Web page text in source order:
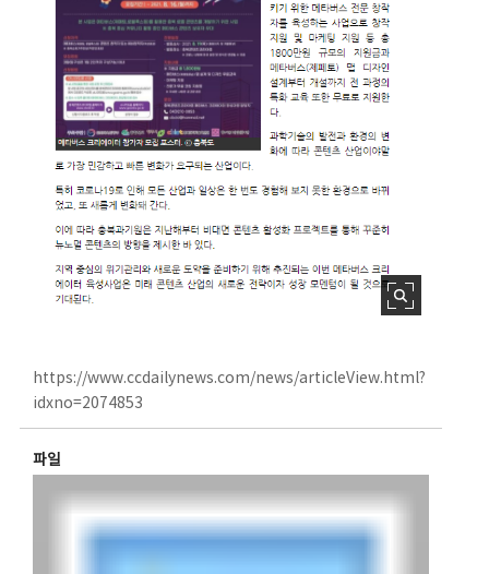
https://www.ccdailynews.com/news/articleView.html?
idxno=2074853
파일